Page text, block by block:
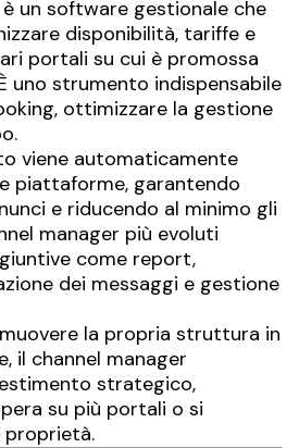
un software gestionale che
disponibilità, tariffe e
portali su cui è promossa
uno strumento indispensabile
ottimizzare la gestione
viene automaticamente
piattaforme, garantendo
e riducendo al minimo gli
manager più evoluti
come report,
dei messaggi e gestione
la propria struttura in
il channel manager
strategico,
su più portali o si
proprietà.